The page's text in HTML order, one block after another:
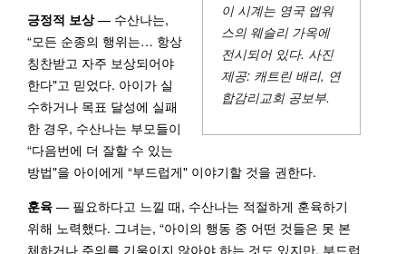
이 시계는 영국 엡워
스의 웨슬리 가옥에
전시되어 있다. 사진
제공: 캐트린 배리, 연
합감리교회 공보부.
긍정적 보상— 수산나는,
“모든 순종의 행위는… 항상
칭찬받고 자주 보상되어야
한다"고 믿었다. 아이가 실
수하거나 목표 달성에 실패
한 경우, 수산나는 부모들이
“다음번에 더 잘할 수 있는
방법"을 아이에게 “부드럽게" 이야기할 것을 권한다.
훈육 — 필요하다고 느낄 때, 수산나는 적절하게 훈육하기
위해 노력했다. 그녀는, “아이의 행동 중 어떤 것들은 못 본
체하거나 주의를 기울이지 않아야 하는 것도 있지만, 부드럽